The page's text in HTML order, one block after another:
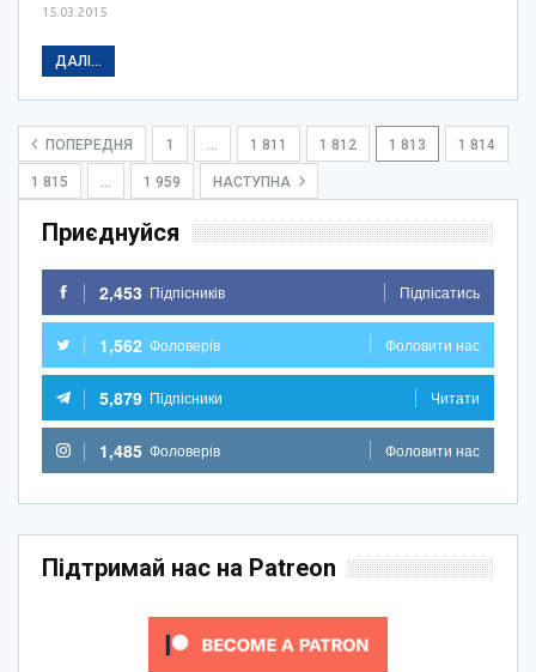
15.03.2015
ДАЛІ...
ПОПЕРЕДНЯ 1 1 811 1 812 1 813 1 814
1 815 1 959 НАСТУПНА
Приєднуйся
2,453 Підпісників Підпісатись
1,562 Фоловерів Фоловити нас
5,879 Підпісники Читати
1,485 Фоловерів Фоловити нас
Підтримай нас на Patreon